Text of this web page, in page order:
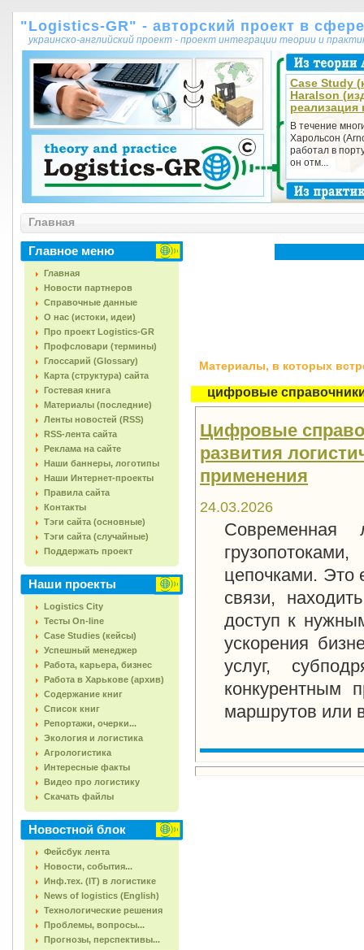
"Logistics-GR" - авторский проект в
украинско-английский проект - проект интеграции теории и
Case Study
Haralson
реализация
В течение
Харольсон
работал в
он отм...
Главная
Главное меню
Главная
Новости партнеров
Справочные данные
О нас (истоки, идеи)
Про проект Logistics-GR
Профсловари (термины)
Глоссарий (Glossary)
Карта (структура) сайта
Гостевая книга
Материалы (последние)
Ленты новостей (RSS)
RSS-лента сайта
Реклама на сайте
Наши баннеры, логотипы
Наши Интернет-проекты
Правила сайта
Контакты
Тэги сайта (основные)
Тэги сайта (случайные)
Поддержать проект
Наши проекты
Logistics City
Тесты On-line
Case Studies (кейсы)
Успешный менеджер
Работа, карьера, бизнес
Работа в Харькове (архив)
Содержание книг
Список книг
Репортажи, очерки...
Экология и логистика
Агрологистика
Интересные факты
Видео про логистику
Скачать файлы
Новостной блок
Фейсбук лента
Новости, события...
Инф.тех. (IT) в логистике
News of logistics (English)
Технологические решения
Проблемы, вопросы...
Прогнозы, перспективы...
Материалы, в которых
цифровые
Цифровые
развития
применения
24.03.2026
цепочками. Это
связи,
доступ к
ускорения
услуг,
конкурентным
маршрутов или